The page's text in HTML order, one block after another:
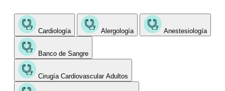
Cardiología Alergología Anestesiología
Banco de Sangre
Cirugía Cardiovascular Adultos